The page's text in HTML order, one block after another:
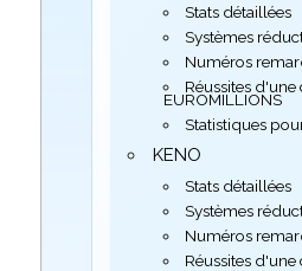
Stats détaillées
Systèmes
Numéros
Réussites
EUROMILLIONS
Statistiques
KENO
Stats détaillées
Systèmes
Numéros
Réussites